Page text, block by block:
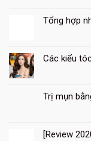
Tổng hợp
Các kiểu
Trị mụn
[Review